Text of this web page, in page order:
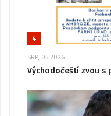
4
SRP, 05 2026
Východočeští zvou s